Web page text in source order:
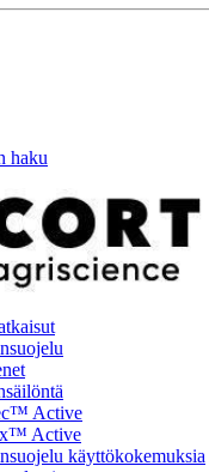
haku
Active
Active
käyttökokemuksia